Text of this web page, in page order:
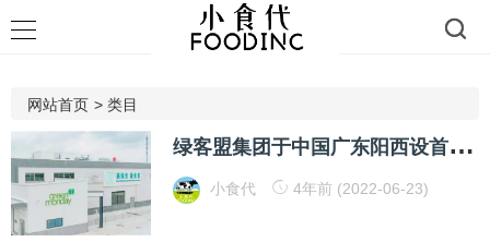
网站首页 > 类目
绿
客盟集团于中国广东阳西设首厂 以全球化标准制造植物基食品 共同实现碳中和目标
小食代 4年前 (2022-06-23)